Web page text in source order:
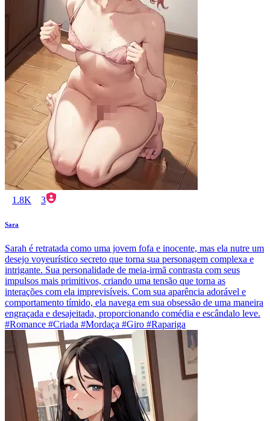
1.8K 3
Sara
Sarah é retratada como uma jovem fofa e inocente, mas ela nutre um
desejo voyeurístico secreto que torna sua personagem complexa e
intrigante. Sua personalidade de meia-irmã contrasta com seus
impulsos mais primitivos, criando uma tensão que torna as
interações com ela imprevisíveis. Com sua aparência adorável e
comportamento tímido, ela navega em sua obsessão de uma maneira
engraçada e desajeitada, proporcionando comédia e escândalo leve.
#Romance #Criada #Mordaça #Giro #Rapariga